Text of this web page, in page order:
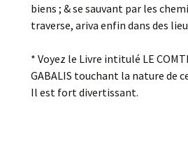
biens ; & se sauvant par les
traverse, ariva enfin dans des
* Voyez le Livre intitulé LE
GABALIS touchant la nature de
Il est fort divertissant.